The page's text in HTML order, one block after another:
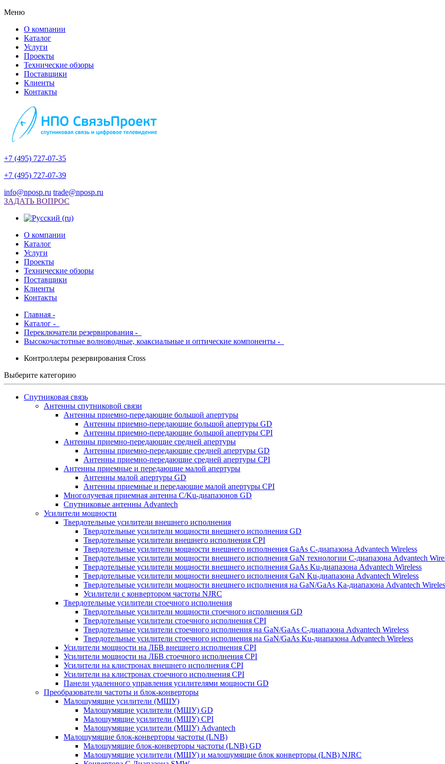
Меню
О компании
Каталог
Услуги
Проекты
Технические обзоры
Поставщики
Клиенты
Контакты
+7 (495) 727-07-35
+7 (495) 727-07-39
info@nposp.ru trade@nposp.ru
ЗАДАТЬ ВОПРОС
О компании
Каталог
Услуги
Проекты
Технические обзоры
Поставщики
Клиенты
Контакты
Главная -
Каталог -
Переключатели резервирования -
Высокочастотные волноводные, коаксиальные и оптические компоненты -
Контроллеры резервирования Cross
Выберите категорию
Спутниковая связь
Антенны спутниковой связи
Антенны приемно-передающие большой апертуры
Антенны приемно-передающие большой апертуры GD
Антенны приемно-передающие большой апертуры CPI
Антенны приемно-передающие средней апертуры
Антенны приемно-передающие средней апертуры GD
Антенны приемно-передающие средней апертуры CPI
Антенны приемные и передающие малой апертуры
Антенны малой апертуры GD
Антенны приемные и передающие малой апертуры CPI
Многолучевая приемная антенна С/Ku-диапазонов GD
Спутниковые антенны Advantech
Усилители мощности
Твердотельные усилители внешнего исполнения
Твердотельные усилители мощности внешнего исполнения GD
Твердотельные усилители внешнего исполнения CPI
Твердотельные усилители мощности внешнего исполнения GaAs С-диапазона Advantech Wireless
Твердотельные усилители мощности внешнего исполнения GaN технологии С-диапазона Advantech
Твердотельные усилители мощности внешнего исполнения GaAs Ku-диапазона Advantech Wireless
Твердотельные усилители мощности внешнего исполнения GaN Ku-диапазона Advantech Wireless
Твердотельные усилители мощности внешнего исполнения на GaN/GaAs Ka-диапазона Advantech
Усилители с конвертором чаcтоты NJRC
Твердотельные усилители стоечного исполнения
Твердотельные усилители мощности стоечного исполнения GD
Твердотельные усилители стоечного исполнения CPI
Твердотельные усилители стоечного исполнения на GaN/GaAs С-диапазона Advantech Wireless
Твердотельные усилители стоечного исполнения на GaN/GaAs Ku-диапазона Advantech Wireless
Усилители мощности на ЛБВ внешнего исполнения CPI
Усилители мощности на ЛБВ стоечного исполнения CPI
Усилители на клистронах внешнего исполнения CPI
Усилители на клистронах стоечного исполнения CPI
Панели удаленного управления усилителями мощности GD
Преобразователи частоты и блок-конверторы
Малошумящие усилители (МШУ)
Малошумящие усилители (МШУ) GD
Малошумящие усилители (МШУ) CPI
Малошумящие усилители (МШУ) Advantech
Малошумящие блок-конверторы частоты (LNB)
Малошумящие блок-конверторы частоты (LNB) GD
Малошумящие усилители (МШУ) и малошумящие блок конверторы (LNB) NJRC